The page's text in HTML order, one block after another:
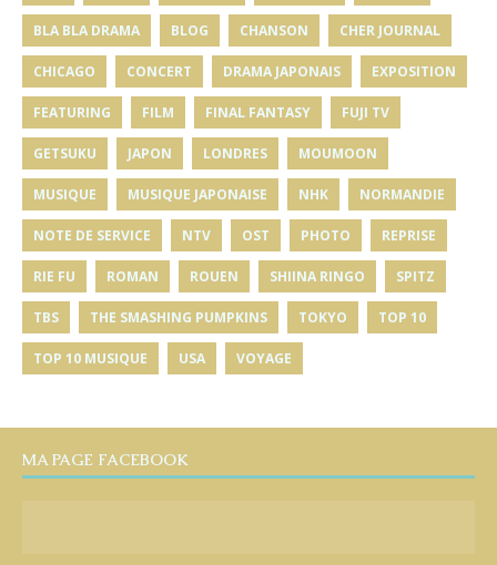
BLA BLA DRAMA BLOG CHANSON CHER JOURNAL
CHICAGO CONCERT DRAMA JAPONAIS EXPOSITION
FEATURING FILM FINAL FANTASY FUJI TV
GETSUKU JAPON LONDRES MOUMOON
MUSIQUE MUSIQUE JAPONAISE NHK NORMANDIE
NOTE DE SERVICE NTV OST PHOTO REPRISE
RIE FU ROMAN ROUEN SHIINA RINGO SPITZ
TBS THE SMASHING PUMPKINS TOKYO TOP 10
TOP 10 MUSIQUE USA VOYAGE
MA PAGE FACEBOOK